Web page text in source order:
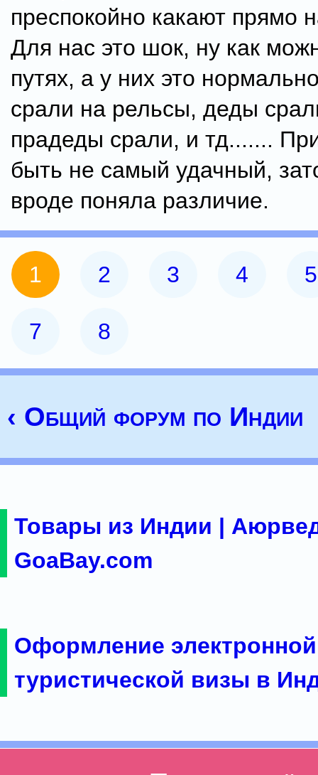
преспокойно какают прямо
Для нас это шок, ну как
путях, а у них это
срали на рельсы, деды
прадеды срали, и тд.......
быть не самый удачный,
вроде поняла различие.
1 2 3 4 5
7 8
‹ Общий форум по Индии
Товары из Индии |
GoaBay.com
Оформление электронной
туристической визы в